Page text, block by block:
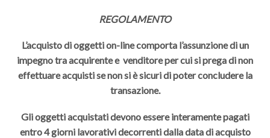
REGOLAMENTO
L’acquisto di oggetti on-line comporta l’assunzione di un
impegno tra acquirente e venditore per cui si prega di non
effettuare acquisti se non si è sicuri di poter concludere la
transazione.
Gli oggetti acquistati devono essere interamente pagati
entro 4 giorni lavorativi decorrenti dalla data di acquisto